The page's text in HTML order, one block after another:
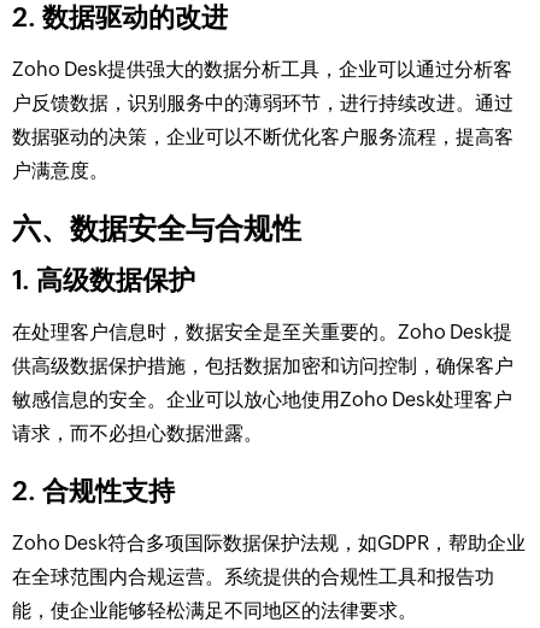
2. 数据驱动的改进
Zoho Desk提供强大的数据分析工具，企业可以通过分析客
户反馈数据，识别服务中的薄弱环节，进行持续改进。通过
数据驱动的决策，企业可以不断优化客户服务流程，提高客
户满意度。
六、数据安全与合规性
1. 高级数据保护
在处理客户信息时，数据安全是至关重要的。Zoho Desk提
供高级数据保护措施，包括数据加密和访问控制，确保客户
敏感信息的安全。企业可以放心地使用Zoho Desk处理客户
请求，而不必担心数据泄露。
2. 合规性支持
Zoho Desk符合多项国际数据保护法规，如GDPR，帮助企业
在全球范围内合规运营。系统提供的合规性工具和报告功
能，使企业能够轻松满足不同地区的法律要求。